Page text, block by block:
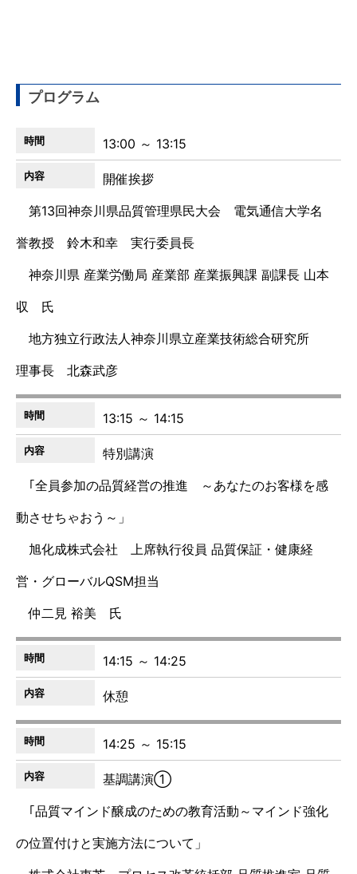
プログラム
13:00 ～ 13:15
開催挨拶
第13回神奈川県品質管理県民大会 電気通信大学名
誉教授 鈴木和幸 実行委員長
神奈川県 産業労働局 産業部 産業振興課 副課長 山本
収 氏
地方独立行政法人神奈川県立産業技術総合研究所
理事長 北森武彦
13:15 ～ 14:15
特別講演
｢全員参加の品質経営の推進 ～あなたのお客様を感
動させちゃおう～」
旭化成株式会社 上席執行役員 品質保証・健康経
営・グローバルQSM担当
仲二見 裕美 氏
14:15 ～ 14:25
休憩
14:25 ～ 15:15
基調講演①
｢品質マインド醸成のための教育活動～マインド強化
の位置付けと実施方法について」